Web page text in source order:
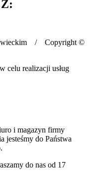
/ Copyright ©
celu realizacji usług
i magazyn firmy
jesteśmy do Państwa
do nas od 17